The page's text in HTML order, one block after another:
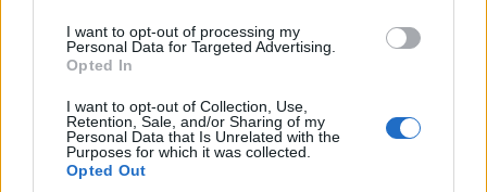
I want to opt-out of processing my
Personal Data for Targeted Advertising.
Opted In
I want to opt-out of Collection, Use,
Retention, Sale, and/or Sharing of my
Personal Data that Is Unrelated with the
Purposes for which it was collected.
Opted Out